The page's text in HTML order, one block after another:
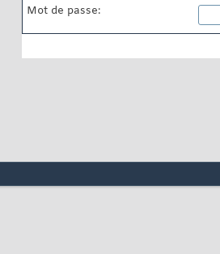
Mot de passe: